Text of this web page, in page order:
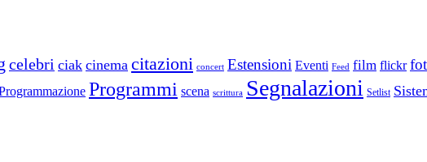
celebri ciak cinema citazioni concert Estensioni Eventi Feed film flickr
Programmi scena scrittura Segnalazioni Setlist